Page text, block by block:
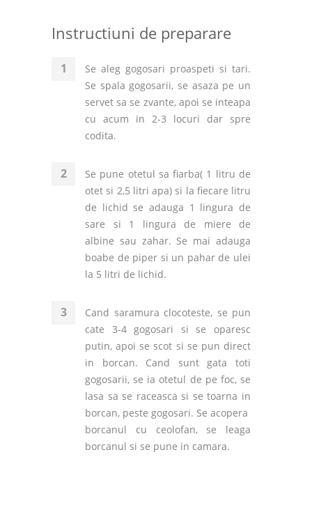
Instructiuni de preparare
Se aleg gogosari proaspeti si tari.
Se spala gogosarii, se asaza pe un
servet sa se zvante, apoi se inteapa
cu acum in 2-3 locuri dar spre
codita.
Se pune otetul sa fiarba( 1 litru de
otet si 2,5 litri apa) si la fiecare litru
de lichid se adauga 1 lingura de
sare si 1 lingura de miere de
albine sau zahar. Se mai adauga
boabe de piper si un pahar de ulei
la 5 litri de lichid.
Cand saramura clocoteste, se pun
cate 3-4 gogosari si se oparesc
putin, apoi se scot si se pun direct
in borcan. Cand sunt gata toti
gogosarii, se ia otetul de pe foc, se
lasa sa se raceasca si se toarna in
borcan, peste gogosari. Se acopera
borcanul cu ceolofan, se leaga
borcanul si se pune in camara.